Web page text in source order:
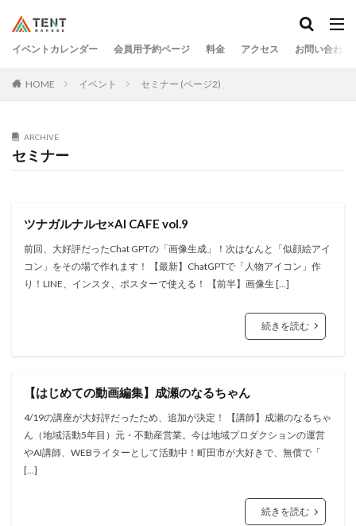
イベントカレンダー 会員用予約ページ 料金 アクセス お問い合わせ
HOME イベント セミナー (ページ2)
ARCHIVE
セミナー
ツナガルナルセ×AI CAFE vol.9
前回、大好評だったChat GPTの「画像生成」！次はなんと「似顔絵アイ
コン」をその場で作れます！ 【最新】ChatGPTで「人物アイコン」作
り！LINE、インスタ、ポスターで使える！ 【前半】画像生 […]
続きを読む
【はじめての動画編集】成瀬のなるちゃん
4/19の講座が大好評だったため、追加が決定！ 【講師】成瀬のなるちゃ
ん（地域活動5年目）元・不動産営業。今は地域プロダクションの運営
やAI講師、WEBライターとして活動中！町田市が大好きで、無償で「
[…]
続きを読む